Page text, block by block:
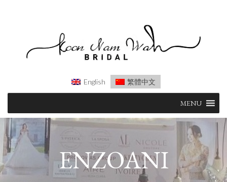
English 繁體中文
content
MENU
ENZOANI